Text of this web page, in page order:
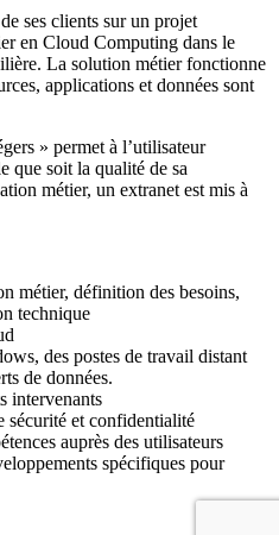
ses clients sur un projet
en Cloud Computing dans le
La solution métier fonctionne
applications et données sont
» permet à l’utilisateur
que soit la qualité de sa
métier, un extranet est mis à
métier, définition des besoins,
technique
des postes de travail distant
de données.
intervenants
sécurité et confidentialité
auprès des utilisateurs
spécifiques pour